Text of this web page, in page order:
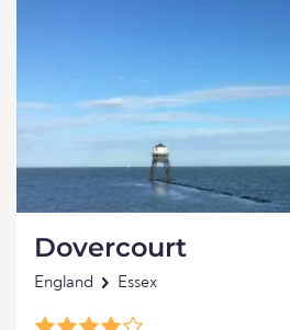
Dovercourt
England Essex